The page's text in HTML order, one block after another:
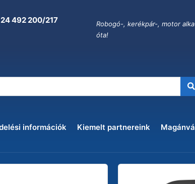
492 200/217
Robogó-, kerékpár-, motor
óta!
információk Kiemelt partnereink